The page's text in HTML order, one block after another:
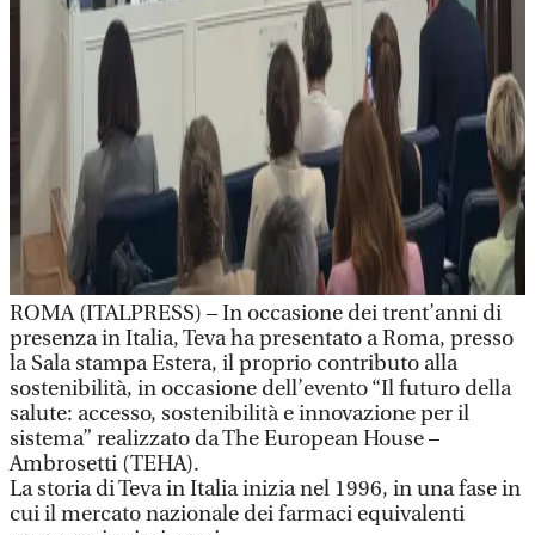
ROMA (ITALPRESS) – In occasione dei trent’anni di
presenza in Italia, Teva ha presentato a Roma, presso
la Sala stampa Estera, il proprio contributo alla
sostenibilità, in occasione dell’evento “Il futuro della
salute: accesso, sostenibilità e innovazione per il
sistema” realizzato da The European House –
Ambrosetti (TEHA).
La storia di Teva in Italia inizia nel 1996, in una fase in
cui il mercato nazionale dei farmaci equivalenti